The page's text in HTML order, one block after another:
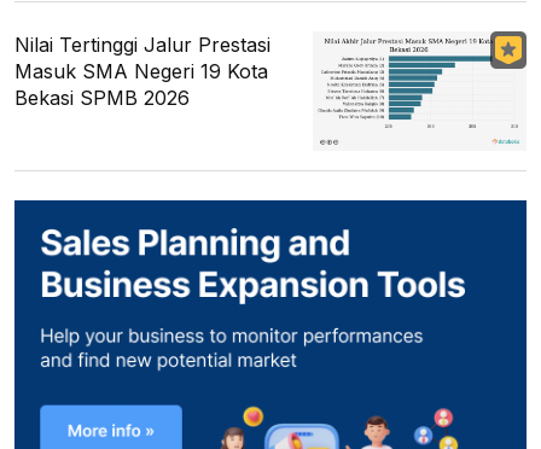
Nilai Tertinggi Jalur Prestasi
Masuk SMA Negeri 19 Kota
Bekasi SPMB 2026